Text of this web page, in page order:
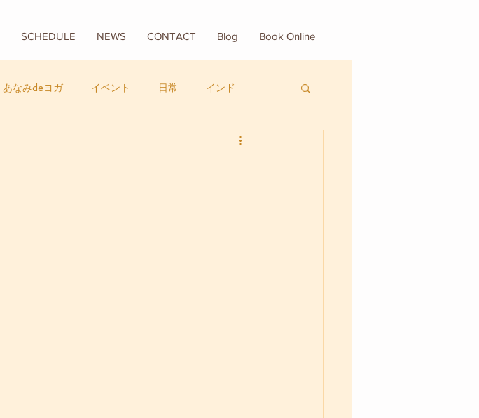
SCHEDULE NEWS CONTACT Blog Book Online
あなみdeヨガ イベント 日常 インド